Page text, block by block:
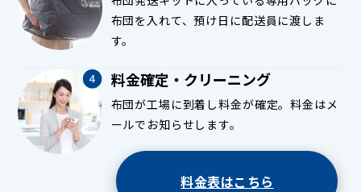
布団を入れて、預け日に配送員に渡しま
す。
料金確定・クリーニング
布団が工場に到着し料金が確定。料金はメ
ールでお知らせします。
料金表はこちら